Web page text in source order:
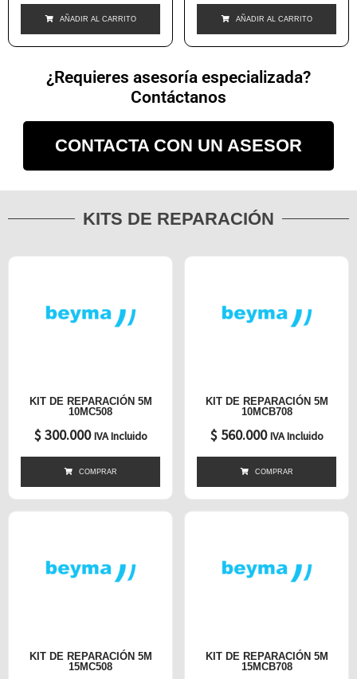
AÑADIR AL CARRITO AÑADIR AL CARRITO
¿Requieres asesoría especializada?
Contáctanos
CONTACTA CON UN ASESOR
KITS DE REPARACIÓN
KIT DE REPARACIÓN 5M
10MC508
$300.000 IVA Incluido
COMPRAR
KIT DE REPARACIÓN 5M
10MCB708
$560.000 IVA Incluido
COMPRAR
KIT DE REPARACIÓN 5M
15MC508
KIT DE REPARACIÓN 5M
15MCB708